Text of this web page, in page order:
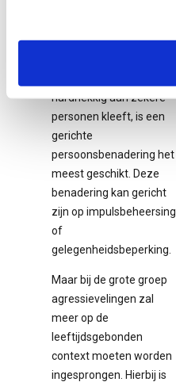
volgens de auteurs om
hardnekkig aan zekere
personen kleeft, is een
gerichte
persoonsbenadering het
meest geschikt. Deze
benadering kan gericht
zijn op impulsbeheersing
of
gelegenheidsbeperking.
Maar bij de grote groep
agressievelingen zal
meer op de
leeftijdsgebonden
context moeten worden
ingesprongen. Hierbij is